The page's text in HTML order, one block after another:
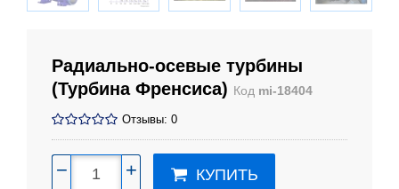
Радиально-осевые турбины
(Турбина Френсиса) Код mi-18404
Отзывы: 0
− + КУПИТЬ